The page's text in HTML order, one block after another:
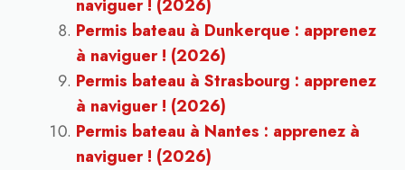
naviguer ! (2026)
Permis bateau à Dunkerque : apprenez
à naviguer ! (2026)
Permis bateau à Strasbourg : apprenez
à naviguer ! (2026)
Permis bateau à Nantes : apprenez à
naviguer ! (2026)